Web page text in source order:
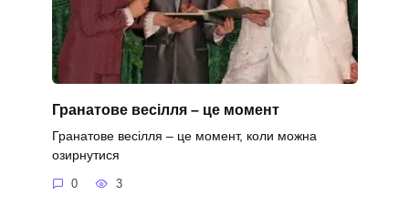
Гранатове весілля – це момент
Гранатове весілля – це момент, коли можна
озирнутися
0 3